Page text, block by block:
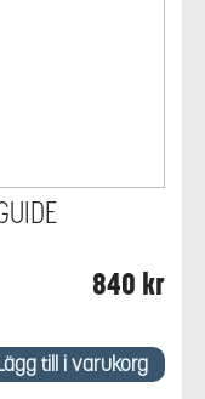
840 kr
till i varukorg